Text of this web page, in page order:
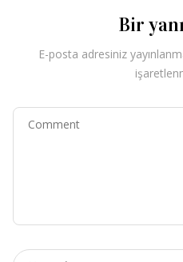
Bir
E-posta adresiniz
Comment
Name